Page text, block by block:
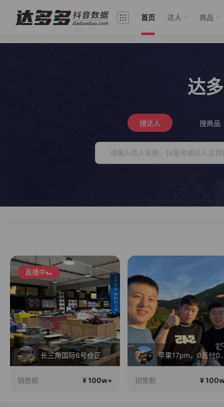
首页 达人 商品
达
搜达人 搜商品
直播中
长三角国际6号仓正在直播
销售额 ¥ 100w+
苹果17pm
销售额 ¥